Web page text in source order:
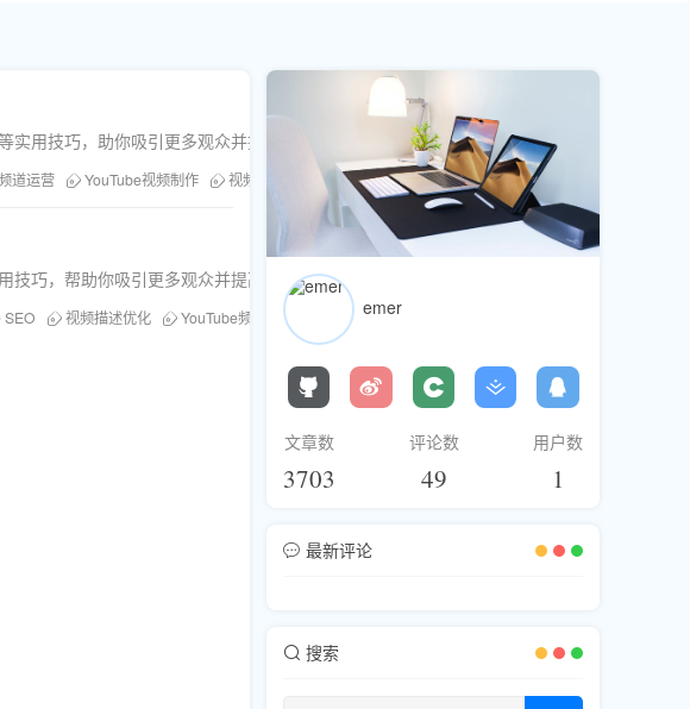
用技巧，助你吸引更多观众并提高互动率。
道运营 YouTube视频制作 视频创作技巧 提升观众互动
技巧，帮助你吸引更多观众并提高视频排名。
SEO 视频描述优化 YouTube频道运营 视频推广技巧
emer
文章数
3703
评论数
49
用户数
1
最新评论
搜索